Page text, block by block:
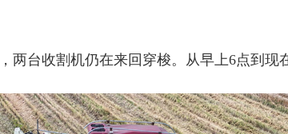
两台收割机仍在来回穿梭。从早上6点到现